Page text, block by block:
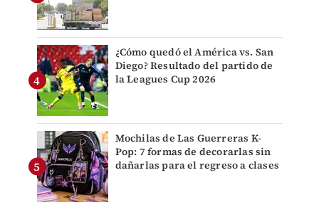
¿Cómo quedó el América vs. San
Diego? Resultado del partido de
la Leagues Cup 2026
Mochilas de Las Guerreras K-
Pop: 7 formas de decorarlas sin
dañarlas para el regreso a clases